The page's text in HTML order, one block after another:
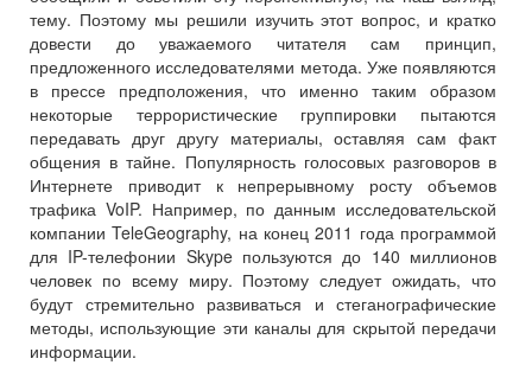
тему. Поэтому мы решили изучить этот вопрос, и кратко
довести до уважаемого читателя сам принцип,
предложенного исследователями метода. Уже появляются
в прессе предположения, что именно таким образом
некоторые террористические группировки пытаются
передавать друг другу материалы, оставляя сам факт
общения в тайне. Популярность голосовых разговоров в
Интернете приводит к непрерывному росту объемов
трафика VoIP. Например, по данным исследовательской
компании TeleGeography, на конец 2011 года программой
для IP-телефонии Skype пользуются до 140 миллионов
человек по всему миру. Поэтому следует ожидать, что
будут стремительно развиваться и стеганографические
методы, использующие эти каналы для скрытой передачи
информации.